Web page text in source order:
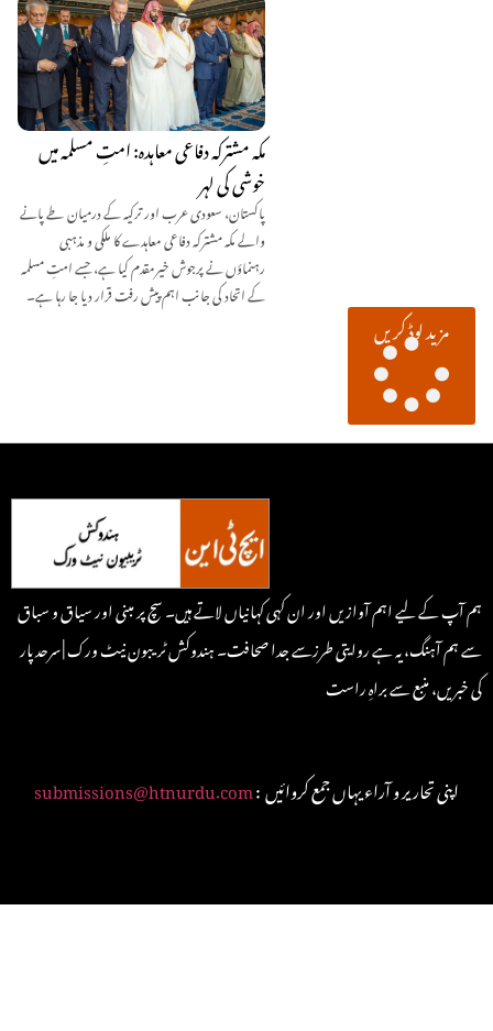
مکہ مشترکہ دفاعی معاہدہ: امتِ مسلمہ میں
خوشی کی لہر
پاکستان، سعودی عرب اور ترکیہ کے درمیان طے پانے
والے مکہ مشترکہ دفاعی معاہدے کا ملکی و مذہبی
رہنماؤں نے پرجوش خیرمقدم کیا ہے، جسے امتِ مسلمہ
کے اتحاد کی جانب اہم پیش رفت قرار دیا جا رہا ہے۔
مزید لوڈ کریں
ہم آپ کے لیے اہم آوازیں اور ان کہی کہانیاں لاتے ہیں۔ سچ پر مبنی اور سیاق و سباق
سے ہم آہنگ، یہ ہے روایتی طرزسے جدا صحافت۔ ہندوکش ٹریبون نیٹ ورک | سرحد پار
کی خبریں، منبع سے براہِ راست
submissions@htnurdu.com : اپنی تحاریر و آراء یہاں جمع کروائیں